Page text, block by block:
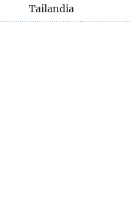
Tailandia